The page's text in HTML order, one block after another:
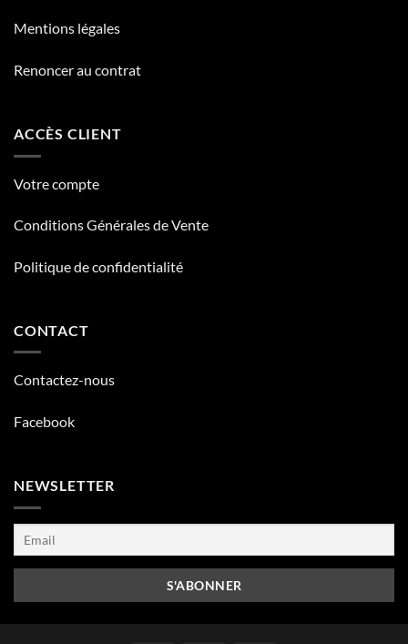
Mentions légales
Renoncer au contrat
ACCÈS CLIENT
Votre compte
Conditions Générales de Vente
Politique de confidentialité
CONTACT
Contactez-nous
Facebook
NEWSLETTER